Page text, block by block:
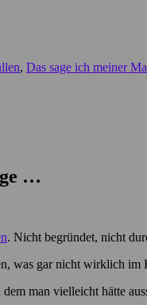
, Das sage ich meiner
…
. Nicht begründet, nicht
was gar nicht wirklich im
man vielleicht hätte